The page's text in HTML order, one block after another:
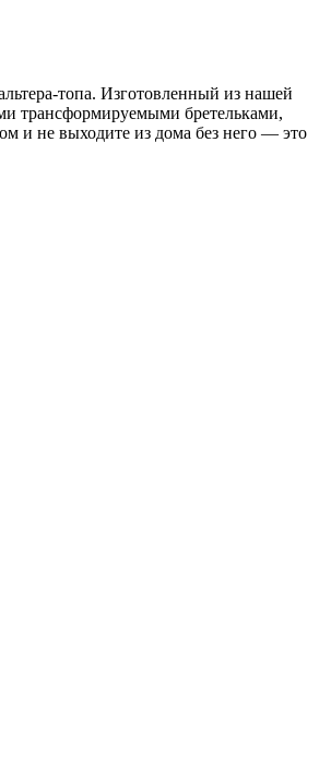
топа. Изготовленный из нашей
трансформируемыми бретельками,
и не выходите из дома без него — это